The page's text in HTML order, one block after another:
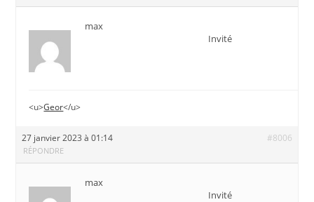
max
Invité
<u>Geor</u>
27 janvier 2023 à 01:14 #8006
RÉPONDRE
max
Invité